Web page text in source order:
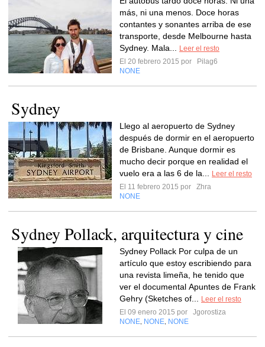
más, ni una menos. Doce horas
contantes y sonantes arriba de ese
transporte, desde Melbourne hasta
Sydney. Mala...
Leer el resto
El 20 febrero 2015 por
Pilag6
NONE
Sydney
Llego al aeropuerto de Sydney
después de dormir en el aeropuerto
de Brisbane. Aunque dormir es
mucho decir porque en realidad el
vuelo era a las 6 de la...
Leer el resto
El 11 febrero 2015 por
Zhra
NONE
Sydney Pollack, arquitectura y cine
Sydney Pollack Por culpa de un
artículo que estoy escribiendo para
una revista limeña, he tenido que
ver el documental Apuntes de Frank
Gehry (Sketches of...
Leer el resto
El 09 enero 2015 por
Jgorostiza
NONE NONE NONE